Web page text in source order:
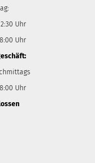
Uhr
Uhr
Uhr